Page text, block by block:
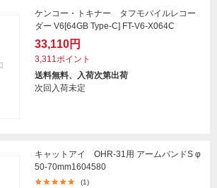
ケンコー・トキナー タフモバイルレコー
ダー V6[64GB Type-C] FT-V6-X064C
33,110円
3,311ポイント
送料無料、入荷次第出荷
次回入荷未定
キャットアイ OHR-31用 アームバンドS φ
50-70mm1604580
(1)